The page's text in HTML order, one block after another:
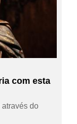
com esta
do